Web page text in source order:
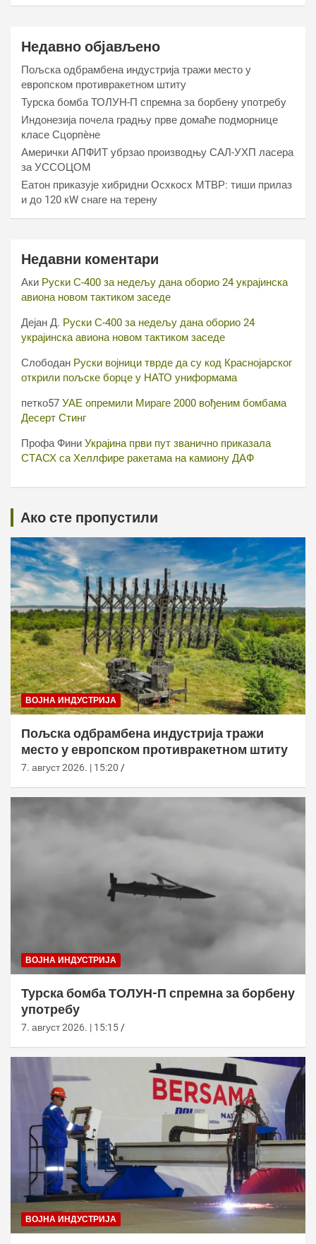
Недавно објављено
Пољска одбрамбена индустрија тражи место у
европском противракетном штиту
Турска бомба ТОЛУН-П спремна за борбену употребу
Индонезија почела градњу прве домаће подморнице
класе Сцорпèне
Амерички АПФИТ убрзао производњу САЛ-УХП ласера
за УССОЦОМ
Еатон приказује хибридни Осхкосх МТВР: тиши прилаз
и до 120 кW снаге на терену
Недавни коментари
Аки Руски С-400 за недељу дана оборио 24 украјинска
авиона новом тактиком заседе
Дејан Д. Руски С-400 за недељу дана оборио 24
украјинска авиона новом тактиком заседе
Слободан Руски војници тврде да су код Краснојарског
открили пољске борце у НАТО униформама
петко57 УАЕ опремили Мираге 2000 вођеним бомбама
Десерт Стинг
Профа Фини Украјина први пут званично приказала
СТАСХ са Хеллфире ракетама на камиону ДАФ
Ако сте пропустили
ВОЈНА ИНДУСТРИЈА
Пољска одбрамбена индустрија тражи
место у европском противракетном штиту
7. август 2026. | 15:20
ВОЈНА ИНДУСТРИЈА
Турска бомба ТОЛУН-П спремна за борбену
употребу
7. август 2026. | 15:15
ВОЈНА ИНДУСТРИЈА